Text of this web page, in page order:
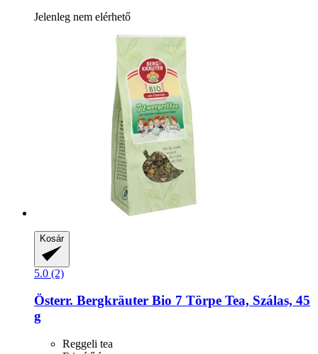
Jelenleg nem elérhető
Kosár
5.0 (2)
Österr. Bergkräuter Bio 7 Törpe Tea, Szálas, 45
g
Reggeli tea